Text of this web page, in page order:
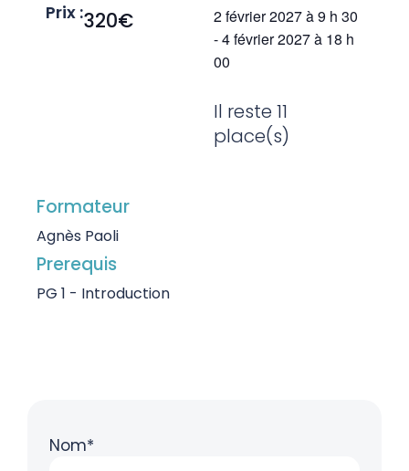
Prix :320€ 2 février 2027à9 h 30
-4 février 2027à 18 h
00
Il reste 11
place(s)
Formateur
Agnès Paoli
Prerequis
PG 1 - Introduction
Nom*